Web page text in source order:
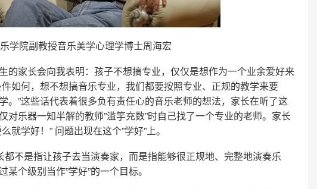
学院副教授音乐美学心理学博士周海宏
的家长会向我表明：孩子不想搞专业，仅仅是想作为一个业余爱好来
如何，想不想搞音乐专业，我们都要按照专业、正规的教学来要
。”这些话代表着很多负有责任心的音乐老师的想法，家长在听了这
对乐器一知半解的教师”滥竽充数”时自己找了一个专业的老师。家长
学好！” 问题出现在这个”学好”上。
都不是指让孩子去当演奏家，而是指能够很正规地、完整地演奏乐
个级别当作”学好”的一个目标。